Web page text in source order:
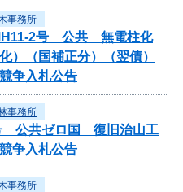
事務所
2号 公共 無電柱化
）（国補正分）（翌債）
争入札公告
事務所
公共ゼロ国 復旧治山工
争入札公告
事務所